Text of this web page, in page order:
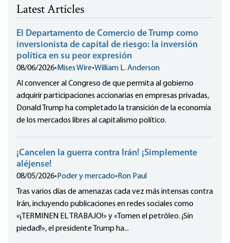
Latest Articles
El Departamento de Comercio de Trump como
inversionista de capital de riesgo: la inversión
política en su peor expresión
08/06/2026• Mises Wire•William L. Anderson
Al convencer al Congreso de que permita al gobierno
adquirir participaciones accionarias en empresas privadas,
Donald Trump ha completado la transición de la economía
de los mercados libres al capitalismo político.
¡Cancelen la guerra contra Irán! ¡Simplemente
aléjense!
08/05/2026•Poder y mercado•Ron Paul
Tras varios días de amenazas cada vez más intensas contra
Irán, incluyendo publicaciones en redes sociales como
«¡TERMINEN EL TRABAJO!» y «Tomen el petróleo. ¡Sin
piedad!», el presidente Trump ha...